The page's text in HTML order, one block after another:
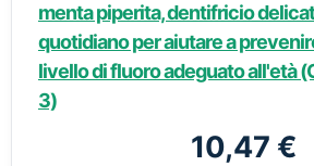
menta piperita, dentifricio
quotidiano per aiutare a
livello di fluoro adeguato all'età
3)
10,47 €